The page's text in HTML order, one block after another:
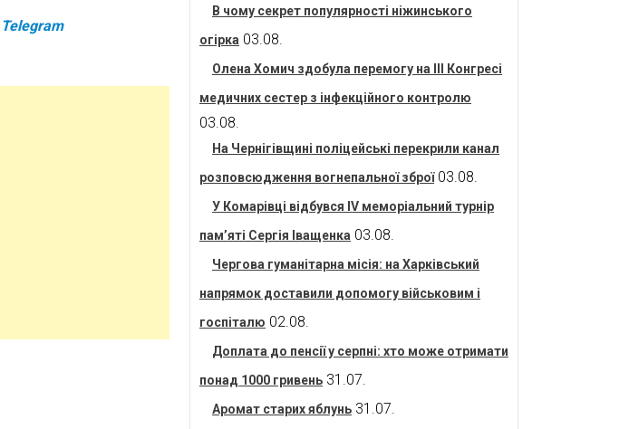
Telegram
В чому секрет популярності ніжинського
огірка 03.08.
Олена Хомич здобула перемогу на ІІІ Конгресі
медичних сестер з інфекційного контролю
03.08.
На Чернігівщині поліцейські перекрили канал
розповсюдження вогнепальної зброї 03.08.
У Комарівці відбувся IV меморіальний турнір
пам’яті Сергія Іващенка 03.08.
Чергова гуманітарна місія: на Харківський
напрямок доставили допомогу військовим і
госпіталю 02.08.
Доплата до пенсії у серпні: хто може отримати
понад 1000 гривень 31.07.
Аромат старих яблунь 31.07.